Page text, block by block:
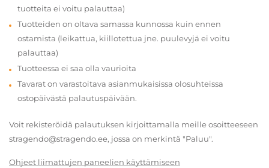
tuotteita ei voitu palauttaa)
Tuotteiden on oltava samassa kunnossa kuin ennen
ostamista (leikattua, kiillotettua jne. puulevyjä ei voitu
palauttaa)
Tuotteessa ei saa olla vaurioita
Tavarat on varastoitava asianmukaisissa olosuhteissa
ostopäivästä palautuspäivään.
Voit rekisteröidä palautuksen kirjoittamalla meille osoitteeseen
stragendo@stragendo.ee, jossa on merkintä "Paluu".
Ohjeet liimattujen paneelien käyttämiseen